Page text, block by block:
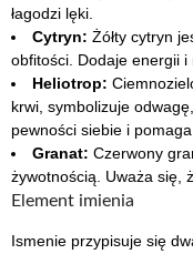
łagodzi lęki.
Cytryn: Żółty cytryn
obfitości. Dodaje energii i
Heliotrop:
krwi, symbolizuje
pewności siebie i
Granat: Czerwony
żywotnością. Uważa się,
Element imienia
Ismenie przypisuje się